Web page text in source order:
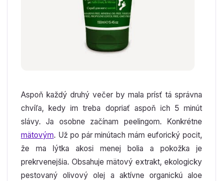
Aspoň každý druhý večer by mala prísť tá správna
chvíľa, kedy im treba dopriať aspoň ich 5 minút
slávy. Ja osobne začínam peelingom. Konkrétne
mätovým. Už po pár minútach mám euforický pocit,
že ma lýtka akosi menej bolia a pokožka je
prekrvenejšia. Obsahuje mätový extrakt, ekologicky
pestovaný olivový olej a aktívne organickú aloe